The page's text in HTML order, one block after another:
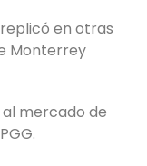
en otras
Monterrey
al mercado de